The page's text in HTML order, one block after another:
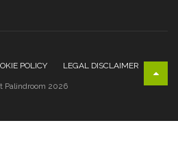
POLICY LEGAL DISCLAIMER
Palindroom 2026